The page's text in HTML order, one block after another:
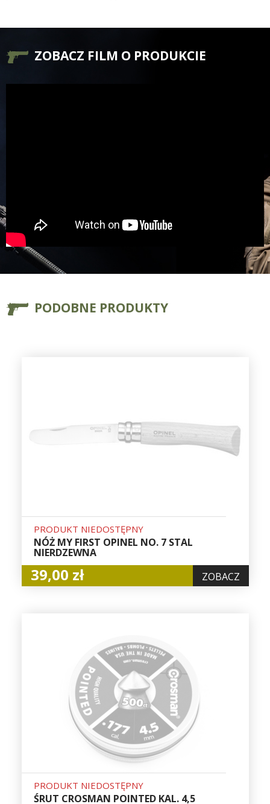
ZOBACZ FILM O PRODUKCIE
PODOBNE PRODUKTY
PRODUKT NIEDOSTĘPNY
NÓŻ MY FIRST OPINEL NO. 7 STAL
NIERDZEWNA
39,00 zł ZOBACZ
PRODUKT NIEDOSTĘPNY
ŚRUT CROSMAN POINTED KAL. 4,5